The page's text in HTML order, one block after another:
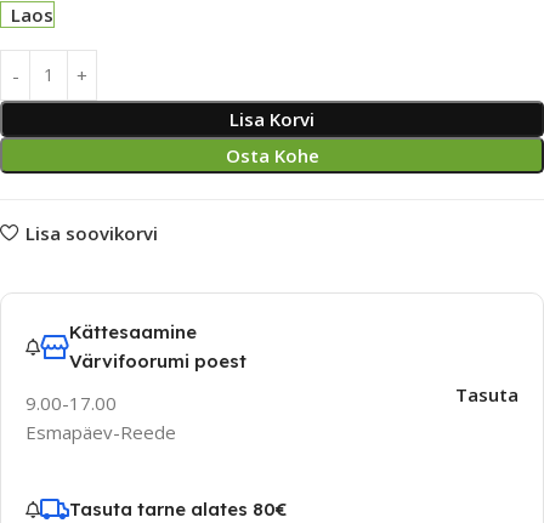
Laos
Lisa Korvi
Osta Kohe
Lisa soovikorvi
Kättesaamine
Värvifoorumi poest
9.00-17.00
Esmapäev-Reede
Tasuta
Tasuta tarne alates 80€